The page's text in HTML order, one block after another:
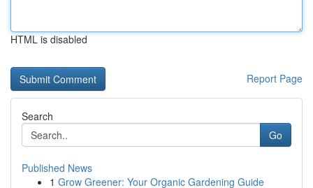
HTML is disabled
Report Page
Search
Go
Published News
1 Grow Greener: Your Organic Gardening Guide